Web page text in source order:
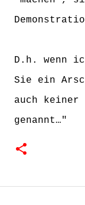
D.h. wenn
Sie ein
auch keiner
genannt…"